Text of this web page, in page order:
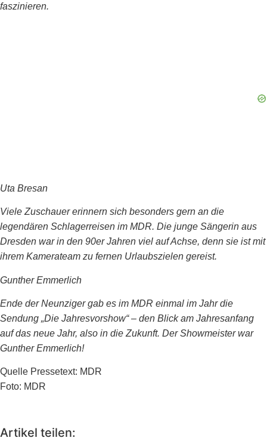
faszinieren.
Uta Bresan
Viele Zuschauer erinnern sich besonders gern an die
legendären Schlagerreisen im MDR. Die junge Sängerin aus
Dresden war in den 90er Jahren viel auf Achse, denn sie ist mit
ihrem Kamerateam zu fernen Urlaubszielen gereist.
Gunther Emmerlich
Ende der Neunziger gab es im MDR einmal im Jahr die
Sendung „Die Jahresvorshow“ – den Blick am Jahresanfang
auf das neue Jahr, also in die Zukunft. Der Showmeister war
Gunther Emmerlich!
Quelle Pressetext: MDR
Foto: MDR
Artikel teilen: